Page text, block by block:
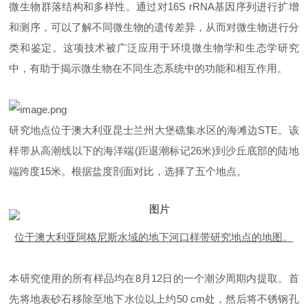
微生物群落结构和多样性。通过对16S rRNA基因序列进行扩增
和测序，可以了解不同微生物的遗传差异，从而对微生物进行分
类和鉴定。这项技术被广泛应用于环境微生物学和生态学研究
中，有助于揭示微生物在不同生态系统中的功能和相互作用。
研究地点位于澳大利亚昆士兰州大堡礁集水区的海滩边STE。该
样带从高潮线以下的海洋端(距退潮标记26米)到沙丘底部的陆地
端跨度15米。根据盐度剖面对比，选择了五个地点。
位于澳大利亚阿格尼斯水域的地下河口样带研究地点的地图。
本研究使用的所有样品均在8月12日的一个潮汐周期内提取。首
先将地表砂石移除至地下水位以上约50 cm处，然后将不锈钢孔